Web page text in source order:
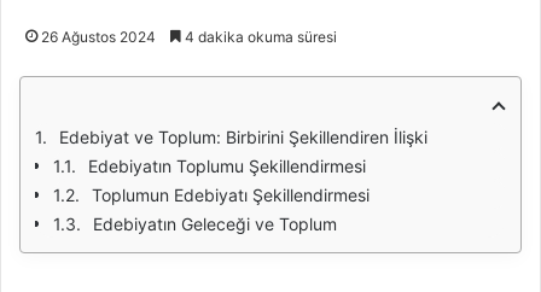
26 Ağustos 2024 4 dakika okuma süresi
Edebiyat ve Toplum: Birbirini Şekillendiren İlişki
Edebiyatın Toplumu Şekillendirmesi
Toplumun Edebiyatı Şekillendirmesi
Edebiyatın Geleceği ve Toplum